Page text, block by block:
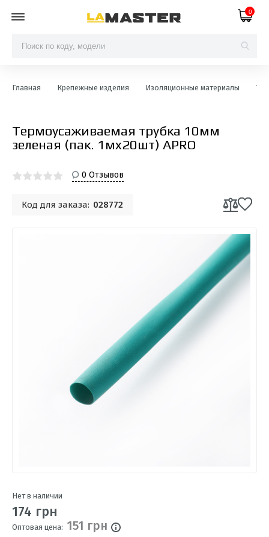
0
Главная Крепежные изделия Изоляционные материалы
Термоусаживаемая трубка 10мм
зеленая (пак. 1мx20шт) APRO
0 Отзывов
Код для заказа: 028772
Нет в наличии
174 грн
Оптовая цена: 151 грн